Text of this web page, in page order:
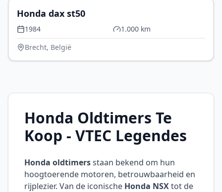
Honda dax st50
1984
1.000 km
Brecht, België
Honda Oldtimers Te
Koop - VTEC Legendes
Honda oldtimersstaan bekend om hun
hoogtoerende motoren, betrouwbaarheid en
rijplezier. Van de iconische Honda NSXtot de